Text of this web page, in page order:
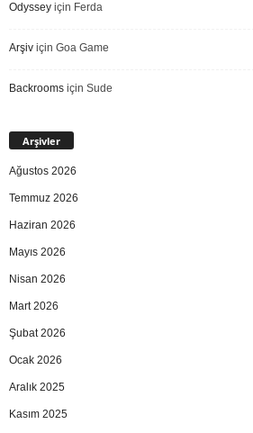
Odyssey için Ferda
Arşiv için Goa Game
Backrooms için Sude
Arşivler
Ağustos 2026
Temmuz 2026
Haziran 2026
Mayıs 2026
Nisan 2026
Mart 2026
Şubat 2026
Ocak 2026
Aralık 2025
Kasım 2025